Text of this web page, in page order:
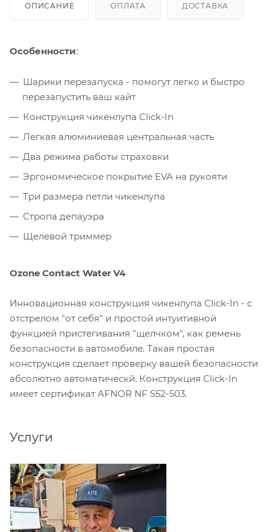
ОПИСАНИЕ ОПЛАТА ДОСТАВКА
Особенности:
Шарики перезапуска - помогут легко и быстро
перезапустить ваш кайт
Конструкция чикенлупа Click-In
Легкая алюминиевая центральная часть
Два режима работы страховки
Эргономическое покрытие EVA на рукояти
Три размера петли чикенлупа
Стропа депауэра
Щелевой триммер
Ozone Contact Water V4
Инновационная конструкция чикенлупа Click-In - с
отстрелом "от себя" и простой интуитивной
функцией пристегивания "щелчком", как ремень
безопасности в автомобиле. Такая простая
конструкция сделает проверку вашей безопасности
абсолютно автоматическй. Конструкция Click-In
имеет сертификат AFNOR NF S52-503.
Услуги